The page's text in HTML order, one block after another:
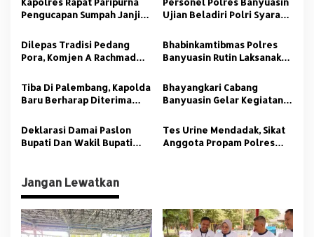
s
i
p
o
s
Pengucapan Sumpah Janji
Banyuasin
Ujian Beladiri Polri Syarat
Dilepas Tradisi Pedang
Pora, Komjen A Rachmad
Meneteskan Air Mata
Bhabinkamtibmas Polres
Banyuasin Rutin Laksanakan
Tiba Di Palembang, Kapolda
Baru Berharap Diterima
Bhayangkari Cabang
Banyuasin Gelar Kegiatan
Deklarasi Damai Paslon
Bupati Dan Wakil Bupati
Tes Urine Mendadak, Sikat
Anggota Propam Polres
Jangan Lewatkan